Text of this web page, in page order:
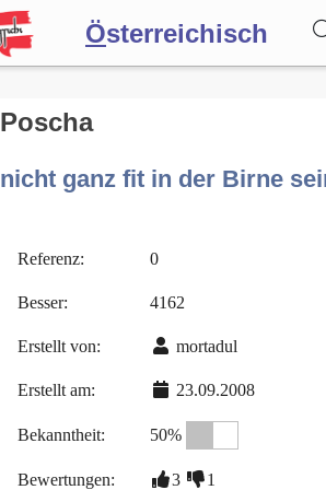
Österreichisch
Forum
Blog
Poscha
nicht ganz fit in der Birne
Referenz: 0
Besser: 4162
Erstellt von: mortadul
Erstellt am: 23.09.2008
Bekanntheit: 50%
Bewertungen: 3 1